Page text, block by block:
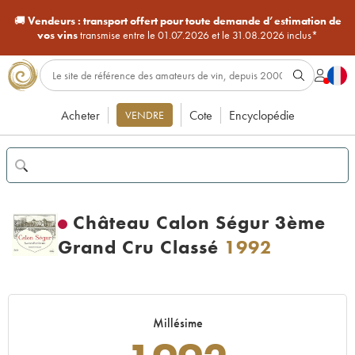
🚚Vendeurs : transport offert pour toute demande d’estimation de
vos vinstransmise entre le 01.07.2026 et le 31.08.2026 inclus*
Acheter VENDRE Cote Encyclopédie
Château Calon Ségur 3ème
Grand Cru Classé 1992
Millésime